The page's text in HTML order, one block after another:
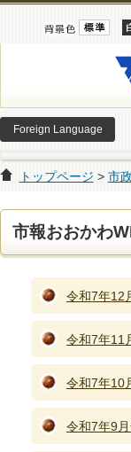
Foreign Language
トップページ > 市
市報おおかわ
令和7年12
令和7年11
令和7年10
令和7年9